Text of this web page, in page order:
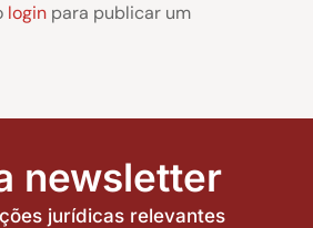
login para publicar um
newsletter
jurídicas relevantes